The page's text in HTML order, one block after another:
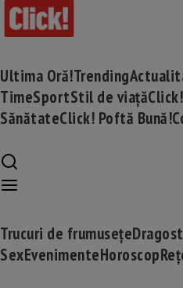
Ultima Oră!Trending
TimeSportStil de viață
SănătateClick! Poftă Bună!
Trucuri de frumusețe
SexEvenimenteHoroscop